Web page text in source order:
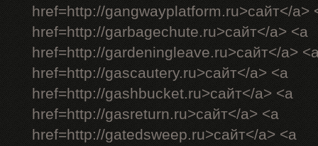
href=http://gangwayplatform.ru>сайт</a>
href=http://garbagechute.ru>сайт</a> <a
href=http://gardeningleave.ru>сайт</a>
href=http://gascautery.ru>сайт</a> <a
href=http://gashbucket.ru>сайт</a> <a
href=http://gasreturn.ru>сайт</a> <a
href=http://gatedsweep.ru>сайт</a> <a